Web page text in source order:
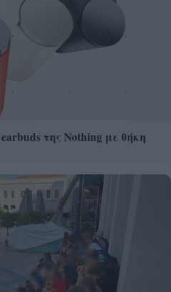
της Nothing με θήκη